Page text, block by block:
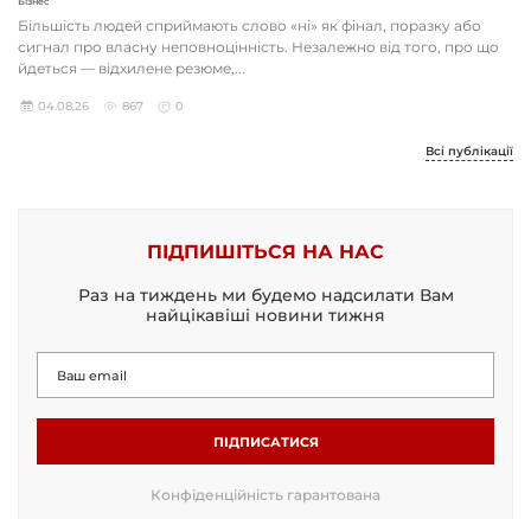
Більшість людей сприймають слово «ні» як фінал, поразку або
сигнал про власну неповноцінність. Незалежно від того, про що
йдеться — відхилене резюме,...
04.08.26 867 0
Всі публікації
ПІДПИШІТЬСЯ НА НАС
Раз на тиждень ми будемо надсилати Вам
найцікавіші новини тижня
ПІДПИСАТИСЯ
Конфіденційність гарантована